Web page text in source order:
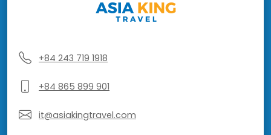
+84 243 719 1918
+84 865 899 901
it@asiakingtravel.com